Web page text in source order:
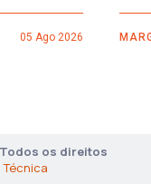
05 Ago 2026
os direitos
Técnica